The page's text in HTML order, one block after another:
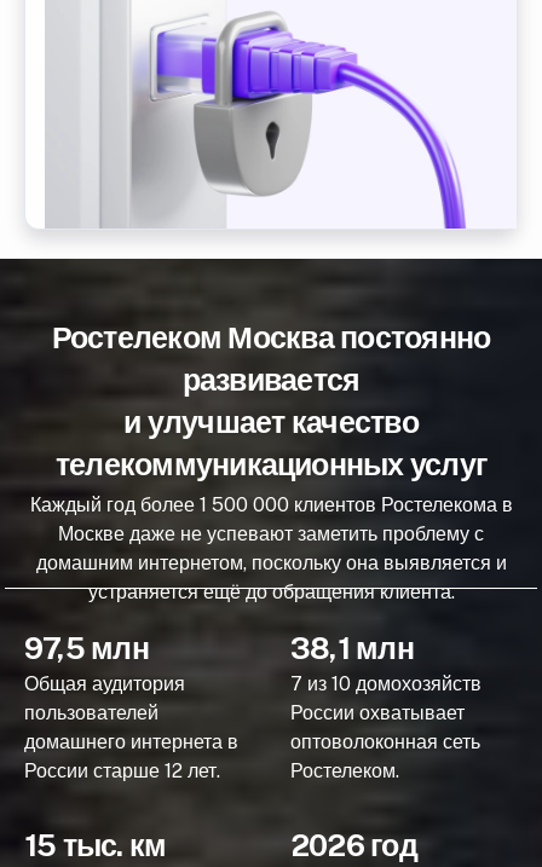
Ростелеком Москва постоянно
развивается
и улучшает качество
телекоммуникационных услуг
Каждый год более 1 500 000 клиентов Ростелекома в
Москве даже не успевают заметить проблему с
домашним интернетом, поскольку она выявляется и
устраняется ещё до обращения клиента.
97,5 млн
Общая аудитория
пользователей
домашнего интернета в
России старше 12 лет.
38,1 млн
7 из 10 домохозяйств
России охватывает
оптоволоконная сеть
Ростелеком.
15 тыс. км 2026 год